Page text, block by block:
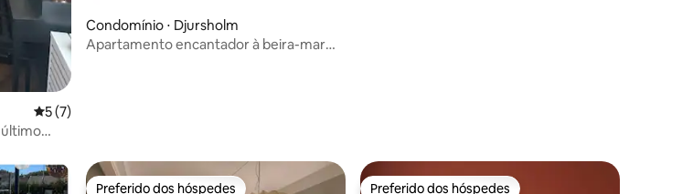
5 de uma avaliação média de 5, 7 avaliações
5 (7)
último
Condomínio ⋅ Djursholm
Apartamento encantador à beira-mar
Preferido dos hóspedes Preferido dos hóspedes